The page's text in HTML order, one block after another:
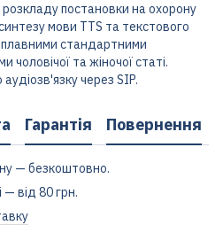
постановки на охорону
мови TTS та текстового
стандартними
чоловічої та жіночої статі.
через SIP.
Гарантія Повернення
— безкоштовно.
від 80 грн.